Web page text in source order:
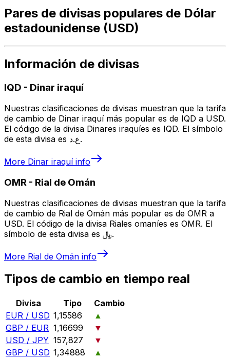
Pares de divisas populares de Dólar
estadounidense (USD)
Información de divisas
IQD - Dinar iraquí
Nuestras clasificaciones de divisas muestran que la tarifa
de cambio de Dinar iraquí más popular es de IQD a USD.
El código de la divisa Dinares iraquíes es IQD. El símbolo
de esta divisa es ع.د.
More Dinar iraquíinfo
OMR - Rial de Omán
Nuestras clasificaciones de divisas muestran que la tarifa
de cambio de Rial de Omán más popular es de OMR a
USD. El código de la divisa Riales omaníes es OMR. El
símbolo de esta divisa es ﷼.
More Rial de Omán info
Tipos de cambio en tiempo real
Divisa Tipo
Cambio
EUR / USD 1,15586
▲
GBP / EUR 1,16699
▼
USD / JPY 157,827
▼
GBP / USD 1,34888
▲